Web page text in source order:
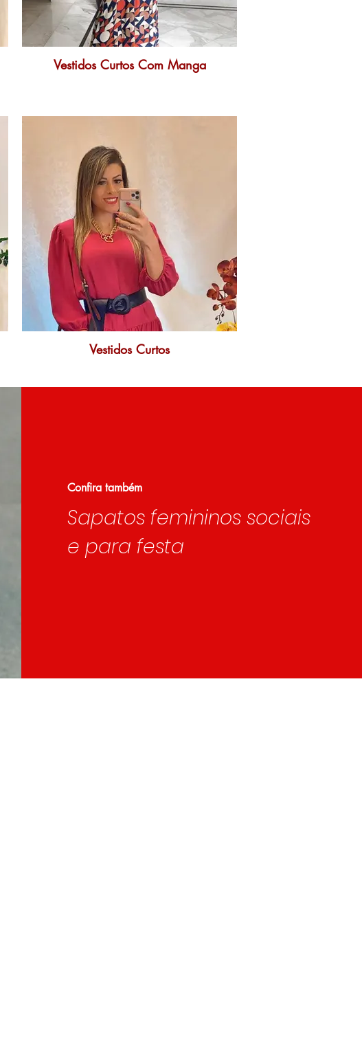
Vestidos Curtos Com Manga
Vestidos Curtos
Confira também
Sapatos femininos sociais
e para festa